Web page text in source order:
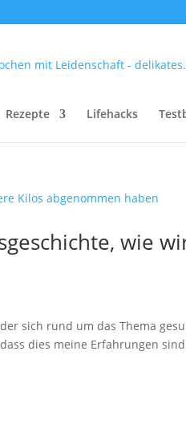
Rezepte Lifehacks
wie
sich rund um das Thema
dies meine Erfahrungen